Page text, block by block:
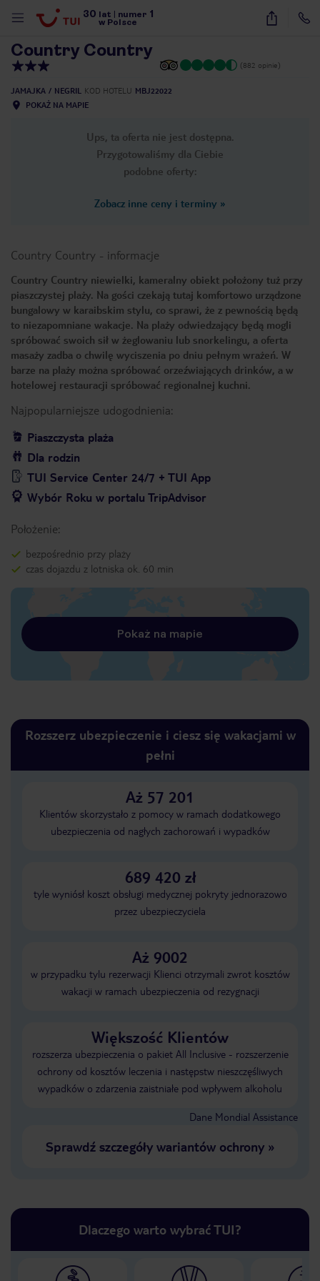
30 lat numer 1
w Polsce
11
Country Country
(882 opinie)
JAMAJKA NEGRIL KOD HOTELU MBJ22022
POKAŻ NA MAPIE
Ups, ta oferta nie jest dostępna.
Przygotowaliśmy dla Ciebie
podobne oferty:
Zobacz inne ceny i terminy »
Country Country - informacje
Country Country niewielki, kameralny obiekt położony tuż przy
piaszczystej plaży. Na gości czekają tutaj komfortowo urządzone
bungalowy w karaibskim stylu, co sprawi, że z pewnością będą
to niezapomniane wakacje. Na plaży odwiedzający będą mogli
spróbować swoich sił w żeglowaniu lub snorkelingu, a oferta
masaży zadba o chwilę wyciszenia po dniu pełnym wrażeń. W
barze na plaży można spróbować orzeźwiających drinków, a w
hotelowej restauracji spróbować regionalnej kuchni.
Najpopularniejsze udogodnienia:
Piaszczysta plaża
Dla rodzin
TUI Service Center 24/7 + TUI App
Wybór Roku w portalu TripAdvisor
Położenie:
bezpośrednio przy plaży
czas dojazdu z lotniska ok. 60 min
Pokaż na mapie
Rozszerz ubezpieczenie i ciesz się wakacjami w
pełni
Aż 57 201
Klientów skorzystało z pomocy w ramach dodatkowego
ubezpieczenia od nagłych zachorowań i wypadków
689 420 zł
tyle wyniósł koszt obsługi medycznej pokryty jednorazowo
przez ubezpieczyciela
Aż 9002
w przypadku tylu rezerwacji Klienci otrzymali zwrot kosztów
wakacji w ramach ubezpieczenia od rezygnacji
Większość Klientów
rozszerza ubezpieczenia o pakiet All Inclusive - rozszerzenie
ochrony od kosztów leczenia i następstw nieszczęśliwych
wypadków o zdarzenia zaistniałe pod wpływem alkoholu
Dane Mondial Assistance
Sprawdź szczegóły wariantów ochrony»
Dlaczego warto wybrać TUI?